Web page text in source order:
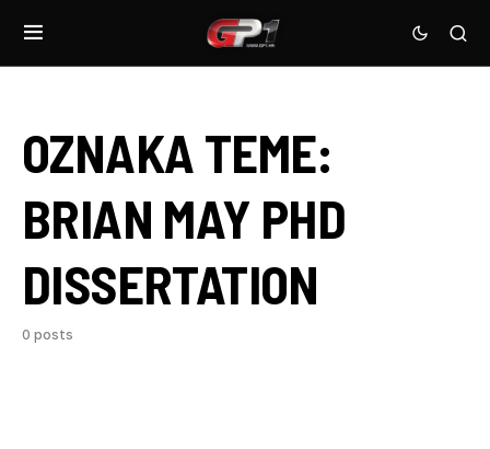
OZNAKA TEME:
BRIAN MAY PHD
DISSERTATION
0 posts